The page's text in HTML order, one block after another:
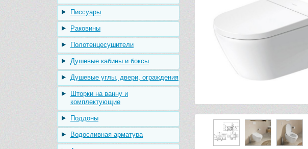
Писсуары
Раковины
Полотенцесушители
Душевые кабины и боксы
Душевые углы, двери, ограждения
Шторки на ванну и
комплектующие
Поддоны
Водосливная арматура